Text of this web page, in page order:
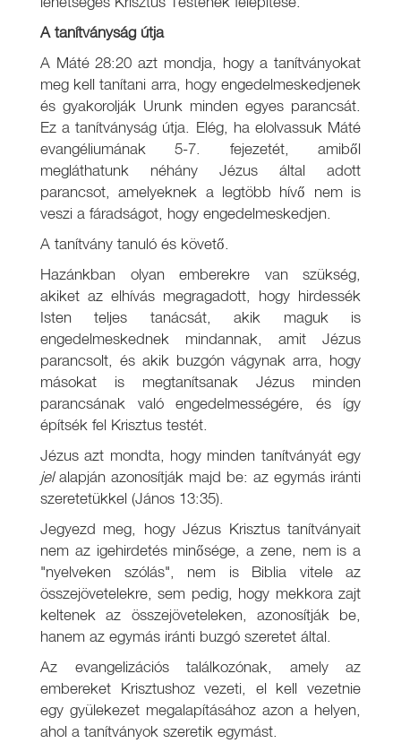
A tanítványság útja
A Máté 28:20 azt mondja, hogy a tanítványokat
meg kell tanítani arra, hogy engedelmeskedjenek
és gyakorolják Urunk minden egyes parancsát.
Ez a tanítványság útja. Elég, ha elolvassuk Máté
evangéliumának 5-7. fejezetét, amiből
megláthatunk néhány Jézus által adott
parancsot, amelyeknek a legtöbb hívő nem is
veszi a fáradságot, hogy engedelmeskedjen.
A tanítvány tanuló és követő.
Hazánkban olyan emberekre van szükség,
akiket az elhívás megragadott, hogy hirdessék
Isten teljes tanácsát, akik maguk is
engedelmeskednek mindannak, amit Jézus
parancsolt, és akik buzgón vágynak arra, hogy
másokat is megtanítsanak Jézus minden
parancsának való engedelmességére, és így
építsék fel Krisztus testét.
Jézus azt mondta, hogy minden tanítványát egy
jelalapján azonosítják majd be: az egymás iránti
szeretetükkel (János 13:35).
Jegyezd meg, hogy Jézus Krisztus tanítványait
nem az igehirdetés minősége, a zene, nem is a
"nyelveken szólás", nem is Biblia vitele az
összejövetelekre, sem pedig, hogy mekkora zajt
keltenek az összejöveteleken, azonosítják be,
hanem az egymás iránti buzgó szeretet által.
Az evangelizációs találkozónak, amely az
embereket Krisztushoz vezeti, el kell vezetnie
egy gyülekezet megalapításához azon a helyen,
ahol a tanítványok szeretik egymást.